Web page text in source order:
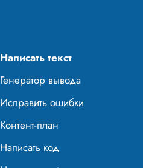
Написать текст
Генератор вывода
Исправить ошибки
Контент-план
Написать код